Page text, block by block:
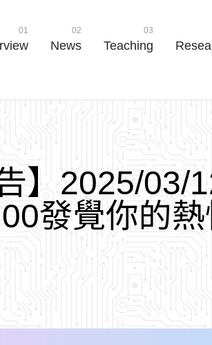
01 02
News
03
Teaching
】 2025/03/1
00發覺你的熱